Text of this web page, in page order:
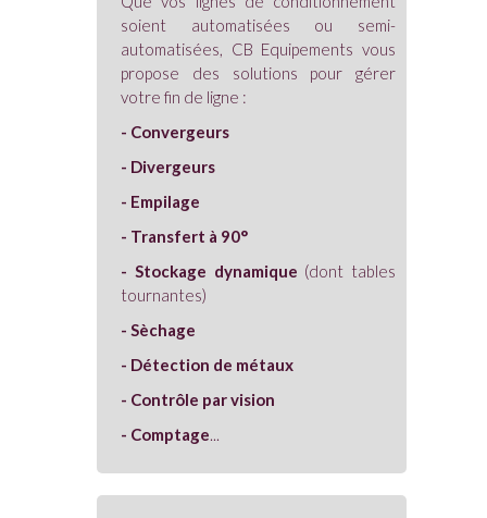
soient automatisées ou semi-
automatisées, CB Equipements vous
propose des solutions pour gérer
votre fin de ligne :
- Convergeurs
- Divergeurs
- Empilage
- Transfert à 90°
- Stockage dynamique (dont tables
tournantes)
- Sèchage
- Détection de métaux
- Contrôle par vision
- Comptage...